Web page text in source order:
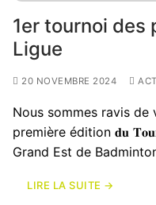
1er tournoi des
Ligue
20 NOVEMBRE 2024
Nous sommes ravis
première édition 𝐝𝐮
Grand Est de
LIRE LA SUITE →